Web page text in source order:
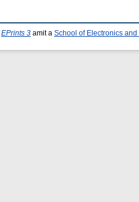
EPrints 3 amit a School of Electronics